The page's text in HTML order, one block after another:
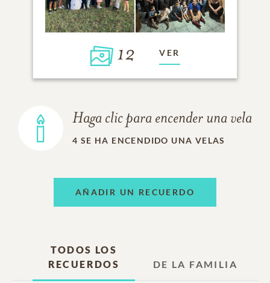
12 VER
Haga clic para encender una vela
4 SE HA ENCENDIDO UNA VELAS
AÑADIR UN RECUERDO
TODOS LOS
RECUERDOS
DE LA FAMILIA